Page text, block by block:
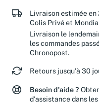
Livraison estimée en
Colis Privé et
Livraison le
les commandes
Chronopost.
Retours jusqu'à 30
Besoin d'aide ?
d'assistance dans